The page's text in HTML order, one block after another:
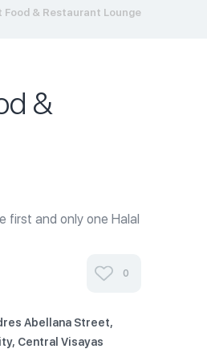
Food & Restaurant Lounge
&
first and only one Halal
serves a wide variety
0
Abellana Street,
Central Visayas